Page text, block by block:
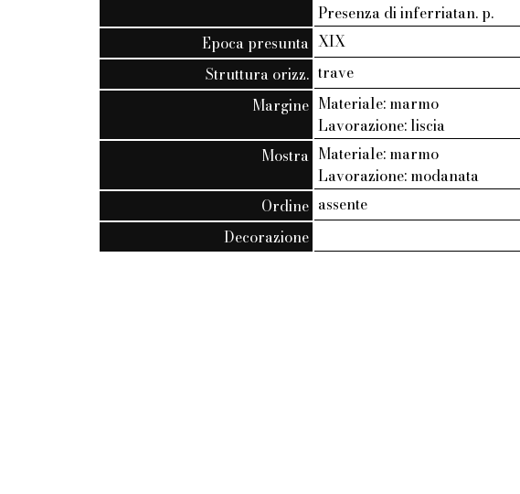
Presenza di inferriatan. p.
Epoca presunta XIX
Struttura orizz. trave
Margine Materiale: marmo
Lavorazione: liscia
Mostra Materiale: marmo
Lavorazione: modanata
Ordine assente
Decorazione